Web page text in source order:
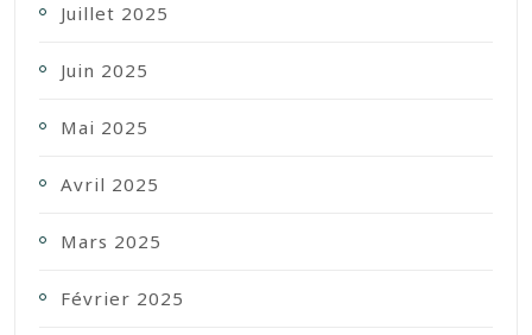
Juillet 2025
Juin 2025
Mai 2025
Avril 2025
Mars 2025
Février 2025